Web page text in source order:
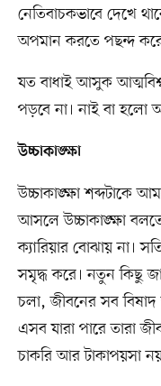
নেতিবাচকভাবে দেখে
অপমান করতে পছন্দ
যত বাধাই আসুক
পড়বে না। নাই বা হলো
উচ্চাকাঙ্ক্ষা
উচ্চাকাঙ্ক্ষা শব্দটাকে
আসলে উচ্চাকাঙ্ক্ষা
ক্যারিয়ার বোঝায় না।
সমৃদ্ধ করে। নতুন কিছু
চলা, জীবনের সব
এসব যারা পারে তারা
চাকরি আর টাকাপয়সা